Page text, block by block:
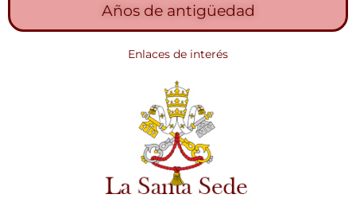
Años de antigüedad
Enlaces de interés